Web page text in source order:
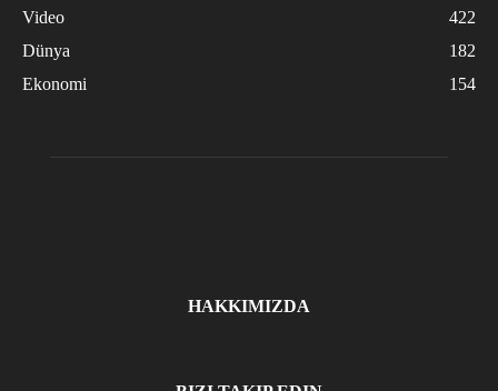
Video
422
Dünya
182
Ekonomi
154
HAKKIMIZDA